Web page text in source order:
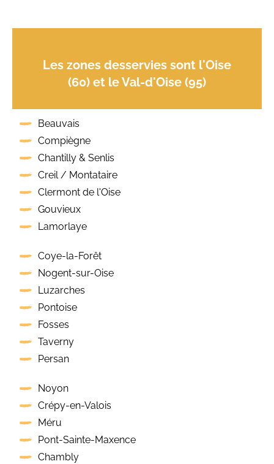
Les zones desservies sont l'Oise
(60) et le Val-d'Oise (95)
Beauvais
Compiègne
Chantilly & Senlis
Creil / Montataire
Clermont de l'Oise
Gouvieux
Lamorlaye
Coye-la-Forêt
Nogent-sur-Oise
Luzarches
Pontoise
Fosses
Taverny
Persan
Noyon
Crépy-en-Valois
Méru
Pont-Sainte-Maxence
Chambly